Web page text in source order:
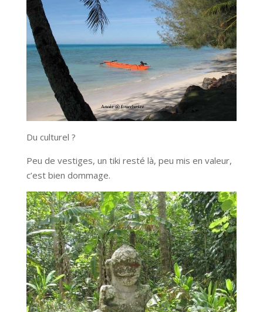
Du culturel ?
Peu de vestiges, un tiki resté là, peu mis en valeur,
c’est bien dommage.